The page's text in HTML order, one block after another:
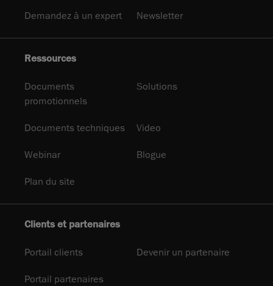
Demandez à un expert Newsletter
Ressources
Documents
promotionnels
Solutions
Documents techniques Video
Webinar Blogue
Plan du site
Clients et partenaires
Portail clients Devenir un partenaire
Portail partenaires